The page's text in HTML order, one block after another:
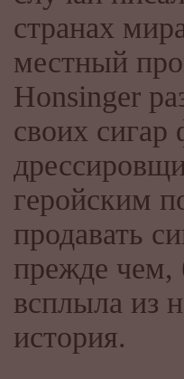
странах
местный
Honsinger
своих
геройским
продавать
прежде чем,
всплыла из
история.